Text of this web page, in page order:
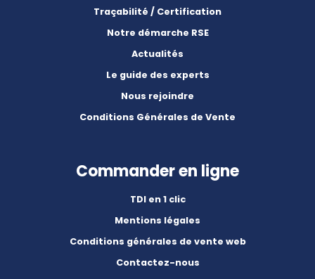
Traçabilité / Certification
Notre démarche RSE
Actualités
Le guide des experts
Nous rejoindre
Conditions Générales de Vente
Commander en ligne
TDI en 1 clic
Mentions légales
Conditions générales de vente web
Contactez-nous